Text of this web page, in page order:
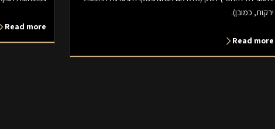
Read more
ירקות, כמובן).
Read more